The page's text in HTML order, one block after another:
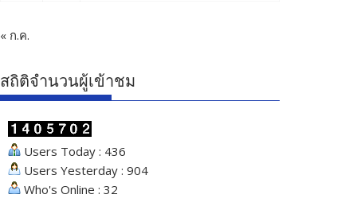
« ก.ค.
สถิติจำนวนผู้เข้าชม
Users Today : 436
Users Yesterday : 904
Who's Online : 32